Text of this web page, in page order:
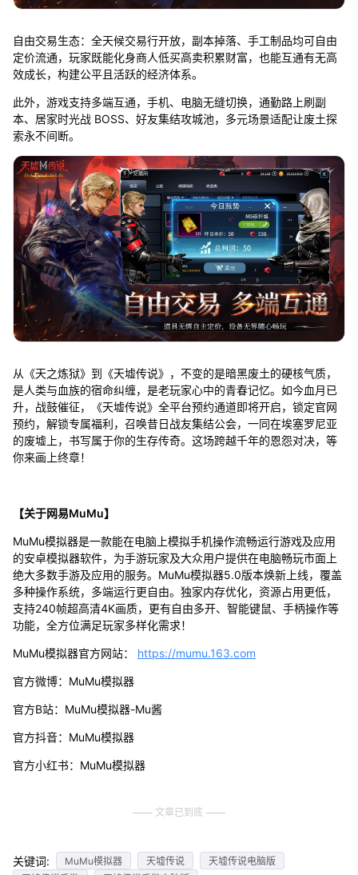
自由交易生态：全天候交易行开放，副本掉落、手工制品均可自由
定价流通，玩家既能化身商人低买高卖积累财富，也能互通有无高
效成长，构建公平且活跃的经济体系。
此外，游戏支持多端互通，手机、电脑无缝切换，通勤路上刷副
本、居家时光战 BOSS、好友集结攻城池，多元场景适配让废土探
索永不间断。
从《天之炼狱》到《天墟传说》，不变的是暗黑废土的硬核气质，
是人类与血族的宿命纠缠，是老玩家心中的青春记忆。如今血月已
升，战鼓催征，《天墟传说》全平台预约通道即将开启，锁定官网
预约，解锁专属福利，召唤昔日战友集结公会，一同在埃塞罗尼亚
的废墟上，书写属于你的生存传奇。这场跨越千年的恩怨对决，等
你来画上终章！
【关于网易MuMu】
MuMu模拟器是一款能在电脑上模拟手机操作流畅运行游戏及应用
的安卓模拟器软件，为手游玩家及大众用户提供在电脑畅玩市面上
绝大多数手游及应用的服务。MuMu模拟器5.0版本焕新上线，覆盖
多种操作系统，多端运行更自由。独家内存优化，资源占用更低，
支持240帧超高清4K画质，更有自由多开、智能键鼠、手柄操作等
功能，全方位满足玩家多样化需求！
MuMu模拟器官方网站： https://mumu.163.com
官方微博：MuMu模拟器
官方B站：MuMu模拟器-Mu酱
官方抖音：MuMu模拟器
官方小红书：MuMu模拟器
文章已到底
关键词: MuMu模拟器 天墟传说
天墟传说电脑版